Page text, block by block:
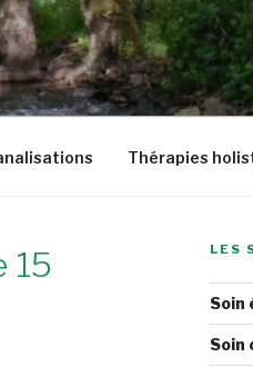
Thérapies
15
LES
Soin
Soin